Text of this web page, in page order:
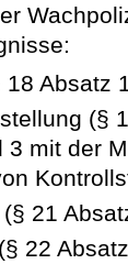
18 Absatz
(§
3 mit der
21
22